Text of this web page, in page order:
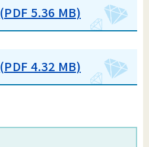
(PDF 5.36 MB)
(PDF 4.32 MB)